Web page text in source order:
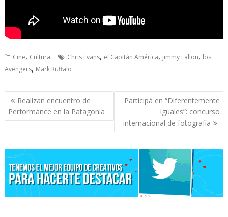
Cine, Cultura Chris Evans, el Capitán América, Jimmy Fallon, los
Avengers, Mark Ruffalo
Navegación
de
entradas
Realizan encuentro de
Performance en la Patagonia
Participá en “Diferentemente
Iguales”: concurso
internacional de fotografía